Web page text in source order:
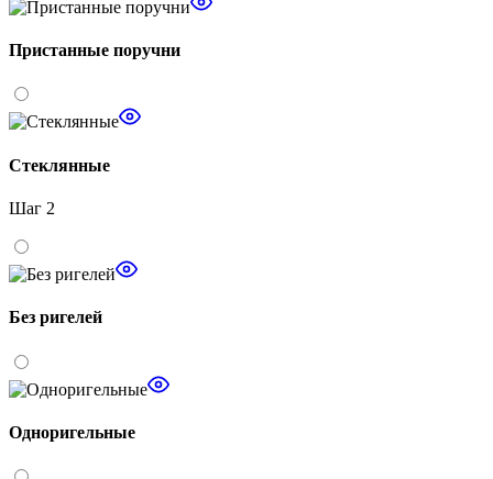
Пристанные поручни
Стеклянные
Шаг 2
Без ригелей
Одноригельные